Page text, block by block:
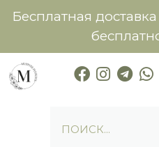
Бесплатная